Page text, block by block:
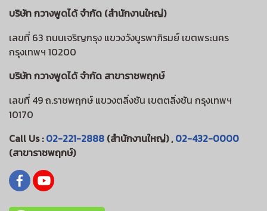
บริษัท กวางพูดได้ จำกัด (สำนักงานใหญ่)
เลขที่ 63 ถนนเจริญกรุง แขวงวังบูรพาภิรมย์ เขตพระนคร
กรุงเทพฯ 10200
บริษัท กวางพูดได้ จำกัด สาขาราชพฤกษ์
เลขที่ 49 ถ.ราชพฤกษ์ แขวงตลิ่งชัน เขตตลิ่งชัน กรุงเทพฯ
10170
Call Us :02-221-2888 (สำนักงานใหญ่) ,02-432-0000
(สาขาราชพฤกษ์)